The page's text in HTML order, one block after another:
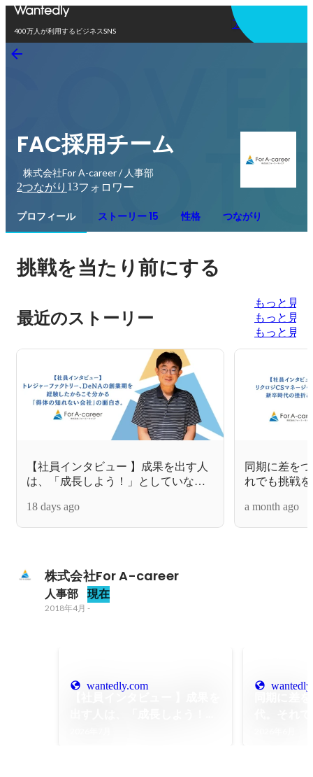
400万人が利用するビジネスSNS
アプリを使う
FAC採用チーム
株式会社For A-career / 人事部
2つながり 13フォロワー
プロフィール ストーリー 15 性格 つながり
挑戦を当たり前にする
最近のストーリー
もっと見る
もっと見る
もっと見る
【社員インタビュー 】成果を出す人
は、「成長しよう！」としていな
18 days ago
同期に差を
れでも挑戦
a month ago
株式会社For A-career
人事部 現在
2018年4月 -
wantedly.com